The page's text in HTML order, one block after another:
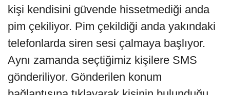
kişi kendisini güvende hissetmediği anda
pim çekiliyor. Pim çekildiği anda yakındaki
telefonlarda siren sesi çalmaya başlıyor.
Aynı zamanda seçtiğimiz kişilere SMS
gönderiliyor. Gönderilen konum